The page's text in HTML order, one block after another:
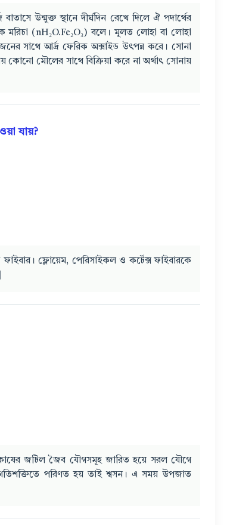
উন্মুক্ত স্থানে দীর্ঘদিন রেখে দিলে ঐ পদার্থের
মরিচা (nH₂O.Fe₂O₃) বলে। মূলত লোহা বা লোহা
সাথে আর্দ্র ফেরিক অক্সাইড উৎপন্ন করে। সোনা
কোনো মৌলের সাথে বিক্রিয়া করে না অর্থাৎ সোনায়
যায়?
ফ্লোয়েম, পেরিসাইকল ও কর্টেক্স ফাইবারকে
জটিল জৈব যৌগসমূহ জারিত হয়ে সরল যৌগে
গতিশক্তিতে পরিণত হয় তাই শ্বসন। এ সময় উপজাত